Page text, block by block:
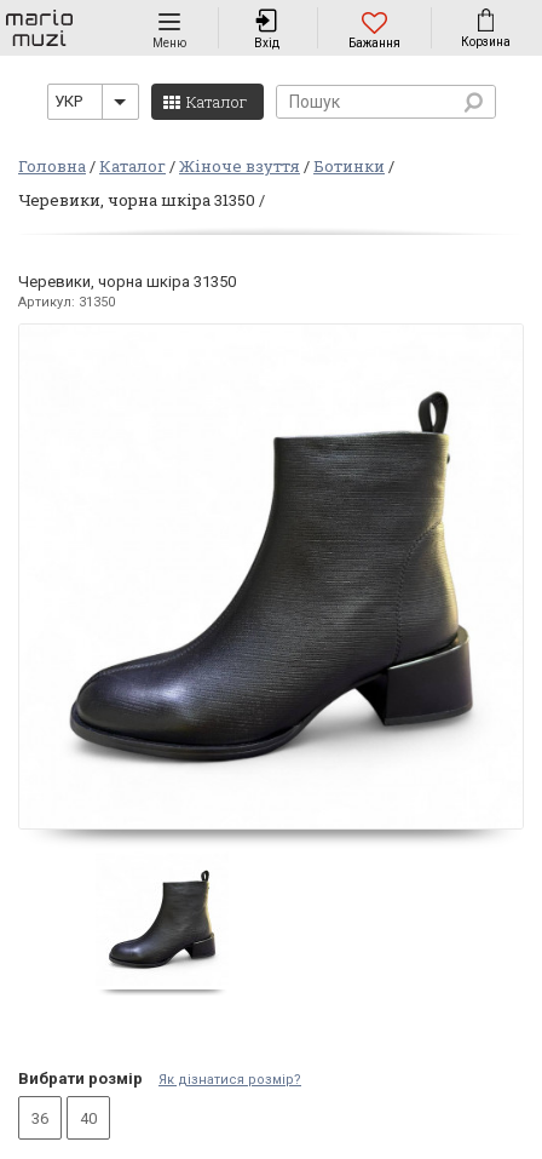
Навігація
Меню Вхід Бажання Корзина
УКР Каталог
Головна Каталог Жіноче взуття
Ботинки
Черевики, чорна шкіра 31350
Черевики, чорна шкіра 31350
Артикул: 31350
Вибрати розмір Як дізнатися розмір?
36 40